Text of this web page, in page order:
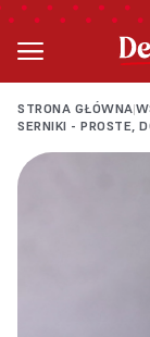
STRONA GŁÓWNA|
SERNIKI - PROSTE,